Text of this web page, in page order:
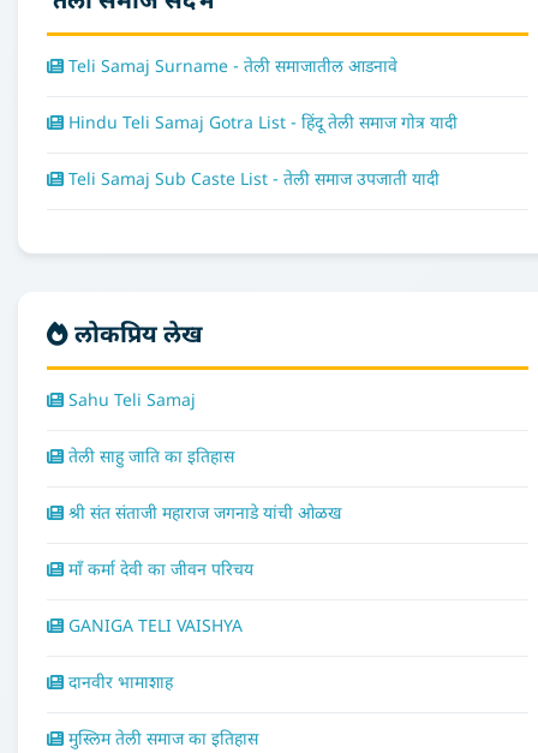
Teli Samaj Surname - तेली समाजातील आडनावे
Hindu Teli Samaj Gotra List - हिंदू तेली समाज गोत्र यादी
Teli Samaj Sub Caste List - तेली समाज उपजाती यादी
लोकप्रिय लेख
Sahu Teli Samaj
तेली साहु जाति का इतिहास
श्री संत संताजी महाराज जगनाडे यांची ओळख
माँ कर्मा देवी का जीवन परिचय
GANIGA TELI VAISHYA
दानवीर भामाशाह
मुस्लिम तेली समाज का इतिहास